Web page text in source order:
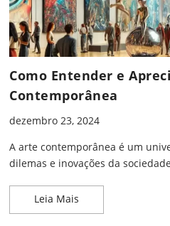
Como Entender e
Contemporânea
dezembro 23, 2024
A arte contemporânea é um
dilemas e inovações da
Leia Mais